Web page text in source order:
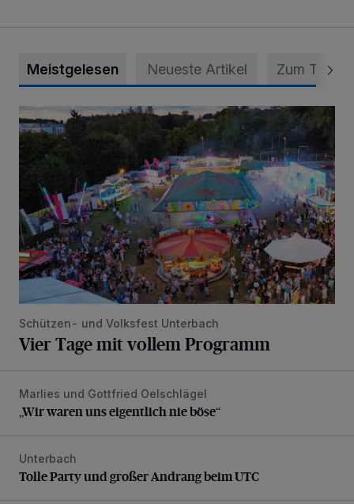
Meistgelesen Neueste Artikel Zum Thema
Vier Tage mit vollem Programm
Schützen- und Volksfest Unterbach
Vier Tage mit vollem Programm
„Wir waren uns eigentlich nie böse“
Marlies und Gottfried Oelschlägel
„Wir waren uns eigentlich nie böse“
Tolle Party und großer Andrang beim UTC
Unterbach
Tolle Party und großer Andrang beim UTC